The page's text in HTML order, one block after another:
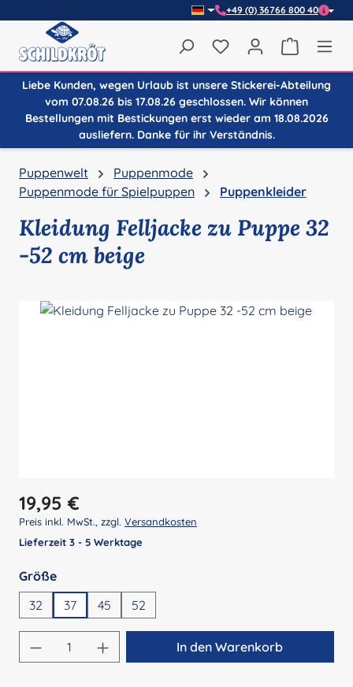
+49 (0) 36766 800 40
Du hast 0 Produkte
Liebe Kunden, wegen Urlaub ist unsere Stickerei-Abteilung
vom 07.08.26 bis 17.08.26 geschlossen. Wir können
Bestellungen mit Bestickungen erst wieder am 18.08.2026
ausliefern. Danke für ihr Verständnis.
Puppenwelt
Puppenmode
Puppenmode für Spielpuppen
Puppenkleider
Kleidung Felljacke zu Puppe 32
-52 cm beige
Regulärer Preis:
19,95 €
Preis inkl. MwSt., zzgl. Versandkosten
Lieferzeit 3 - 5 Werktage
Größeauswählen
32
37 45 52
Produkt Anzahl: Gib den gewünschten
In den Warenkorb